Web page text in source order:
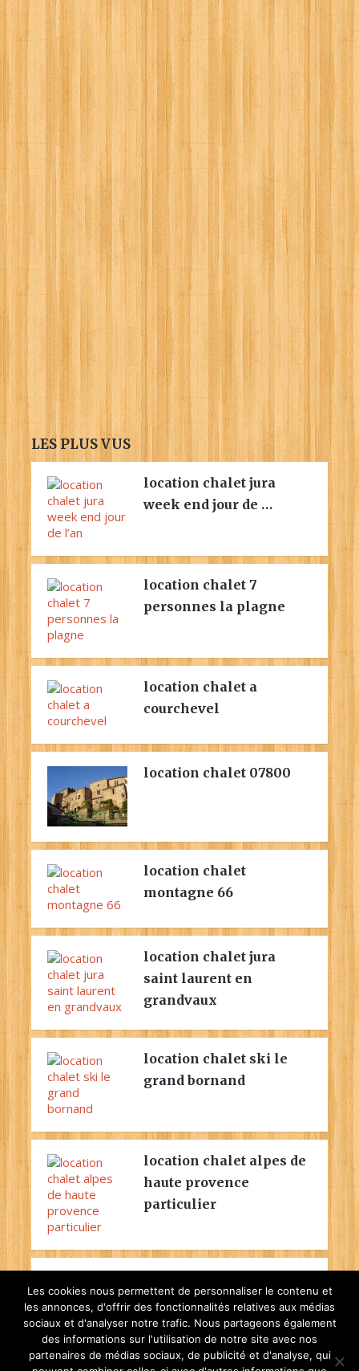
LES PLUS VUS
location chalet jura
week end jour de …
location chalet 7
personnes la plagne
location chalet a
courchevel
location chalet 07800
location chalet
montagne 66
location chalet jura
saint laurent en
grandvaux
location chalet ski le
grand bornand
location chalet alpes de
haute provence
particulier
personnes
location chalet ski le
Les cookies nous permettent de personnaliser le contenu et
les annonces, d'offrir des fonctionnalités relatives aux médias
sociaux et d'analyser notre trafic. Nous partageons également
des informations sur l'utilisation de notre site avec nos
partenaires de médias sociaux, de publicité et d'analyse, qui